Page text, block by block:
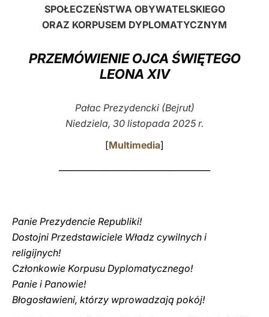
SPOŁECZEŃSTWA OBYWATELSKIEGO
ORAZ KORPUSEM DYPLOMATYCZNYM
PRZEMÓWIENIE OJCA ŚWIĘTEGO
LEONA XIV
Pałac Prezydencki (Bejrut)
Niedziela, 30 listopada 2025 r.
[Multimedia]
Panie Prezydencie Republiki!
Dostojni Przedstawiciele Władz cywilnych i
religijnych!
Członkowie Korpusu Dyplomatycznego!
Panie i Panowie!
Błogosławieni, którzy wprowadzają pokój!